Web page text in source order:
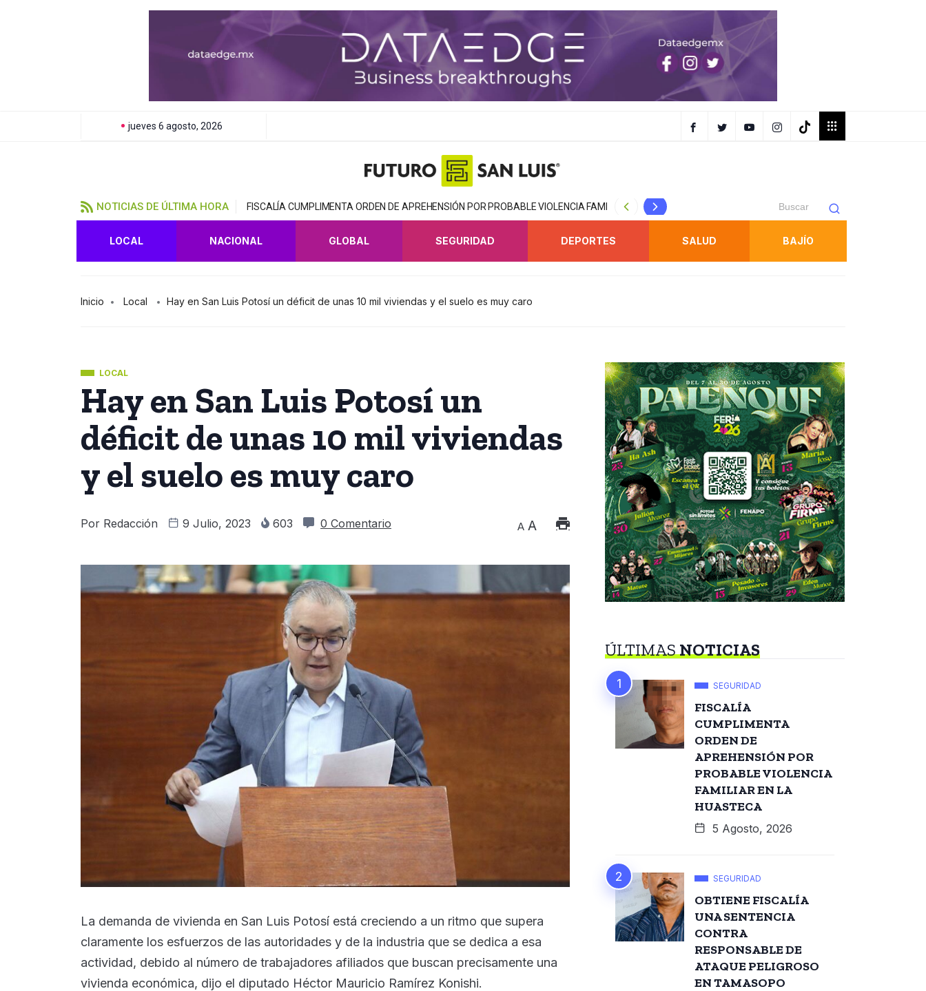
jueves 6 agosto, 2026
NOTICIAS DE ÚLTIMA HORA FISCALÍA CUMPLIMENTA ORDEN DE APREHENSIÓN POR PROBABLE VIOLENCIA FAMILIAR EN OBTIENE FISCALÍA UNA SENTENCIA CONTRA
LOCAL NACIONAL GLOBAL SEGURIDAD DEPORTES SALUD BAJÍO
Inicio Local Hay en San Luis Potosí un déficit de unas 10 mil viviendas y el suelo es muy caro
LOCAL
Hay en San Luis Potosí un
déficit de unas 10 mil viviendas
y el suelo es muy caro
Por Redacción 9 Julio, 2023 603 0 Comentario A A
La demanda de vivienda en San Luis Potosí está creciendo a un ritmo que supera
claramente los esfuerzos de las autoridades y de la industria que se dedica a esa
actividad, debido al número de trabajadores afiliados que buscan precisamente una
vivienda económica, dijo el diputado Héctor Mauricio Ramírez Konishi.
ÚLTIMASNOTICIAS
SEGURIDAD
FISCALÍA
CUMPLIMENTA
ORDEN DE
APREHENSIÓN POR
PROBABLE VIOLENCIA
FAMILIAR EN LA
HUASTECA
5 Agosto, 2026
SEGURIDAD
OBTIENE FISCALÍA
UNA SENTENCIA
CONTRA
RESPONSABLE DE
ATAQUE PELIGROSO
EN TAMASOPO